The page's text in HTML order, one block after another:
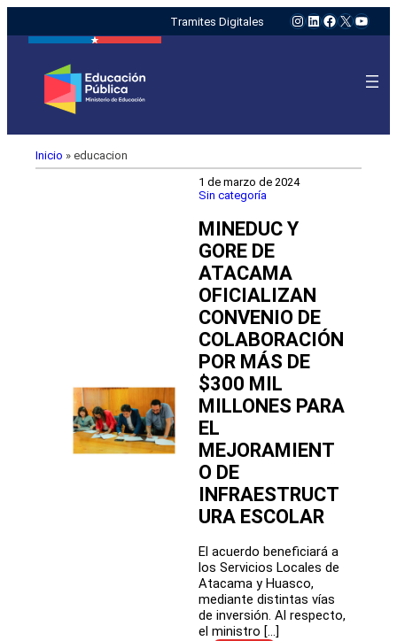
Tramites Digitales Instagram
LinkedIn
Facebook
X
Inicio » educacion
1 de marzo de 2024
Sin categoría
MINEDUC Y
GORE DE
ATACAMA
OFICIALIZAN
CONVENIO DE
COLABORACIÓN
POR MÁS DE
$300 MIL
MILLONES PARA
EL
MEJORAMIENT
O DE
INFRAESTRUCT
URA ESCOLAR
El acuerdo beneficiará a
los Servicios Locales de
Atacama y Huasco,
mediante distintas vías
de inversión. Al respecto,
el ministro […]